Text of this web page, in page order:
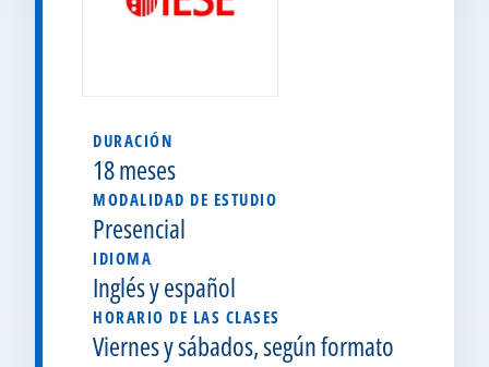
DURACIÓN
18 meses
MODALIDAD DE ESTUDIO
Presencial
IDIOMA
Inglés y español
HORARIO DE LAS CLASES
Viernes y sábados, según formato